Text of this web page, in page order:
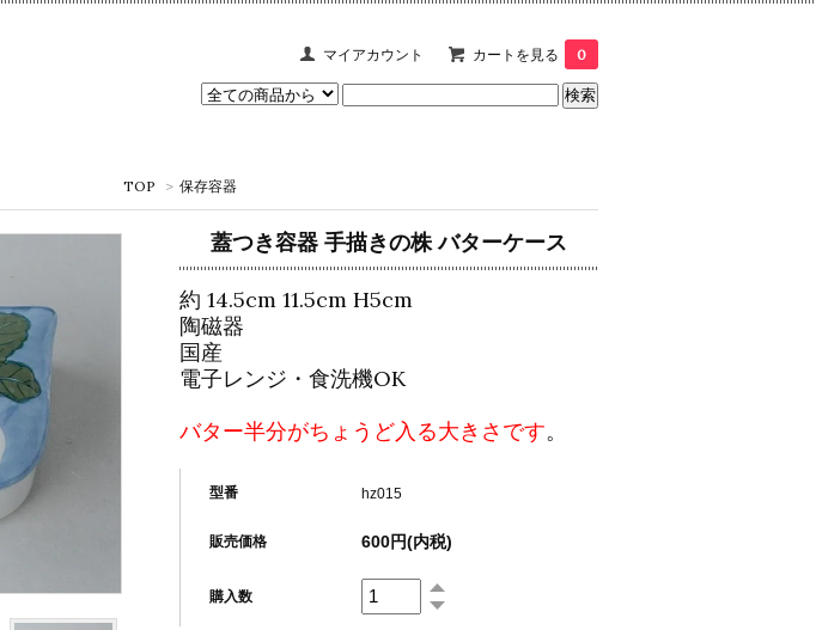
マイアカウント カートを見る 0
TOP > 保存容器
蓋つき容器 手描きの株 バターケース
約 14.5cm 11.5cm H5cm
陶磁器
国産
電子レンジ・食洗機OK
バター半分がちょうど入る大きさです。
型番 hz015
販売価格 600円(内税)
購入数